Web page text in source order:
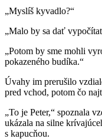
„Myslíš kyvadlo?“
„Malo by sa dať
„Potom by sme mohli
pokazeného budíka.“
Úvahy im prerušilo
pred vchod, potom čo
„To je Peter,“ spoznala
ukázala na silne
s kapucňou.